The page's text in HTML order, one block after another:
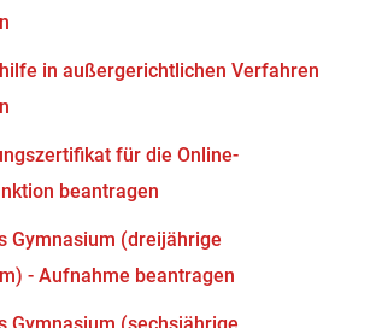
in außergerichtlichen Verfahren
für die Online-
beantragen
Gymnasium (dreijährige
- Aufnahme beantragen